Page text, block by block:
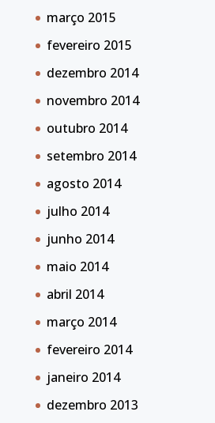
março 2015
fevereiro 2015
dezembro 2014
novembro 2014
outubro 2014
setembro 2014
agosto 2014
julho 2014
junho 2014
maio 2014
abril 2014
março 2014
fevereiro 2014
janeiro 2014
dezembro 2013